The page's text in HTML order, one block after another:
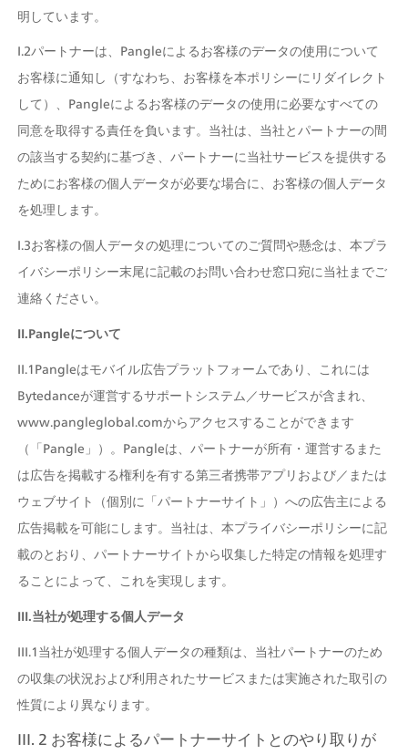
明しています。
I.2パートナーは、Pangleによるお客様のデータの使用について
お客様に通知し（すなわち、お客様を本ポリシーにリダイレクト
して）、Pangleによるお客様のデータの使用に必要なすべての
同意を取得する責任を負います。当社は、当社とパートナーの間
の該当する契約に基づき、パートナーに当社サービスを提供する
ためにお客様の個人データが必要な場合に、お客様の個人データ
を処理します。
I.3お客様の個人データの処理についてのご質問や懸念は、本プラ
イバシーポリシー末尾に記載のお問い合わせ窓口宛に当社までご
連絡ください。
II.Pangleについて
II.1Pangleはモバイル広告プラットフォームであり、これには
Bytedanceが運営するサポートシステム／サービスが含まれ、
www.pangleglobal.comからアクセスすることができます
（「Pangle」）。Pangleは、パートナーが所有・運営するまた
は広告を掲載する権利を有する第三者携帯アプリおよび／または
ウェブサイト（個別に「パートナーサイト」）への広告主による
広告掲載を可能にします。当社は、本プライバシーポリシーに記
載のとおり、パートナーサイトから収集した特定の情報を処理す
ることによって、これを実現します。
III.当社が処理する個人データ
III.1当社が処理する個人データの種類は、当社パートナーのため
の収集の状況および利用されたサービスまたは実施された取引の
性質により異なります。
III. 2 お客様によるパートナーサイトとのやり取りが